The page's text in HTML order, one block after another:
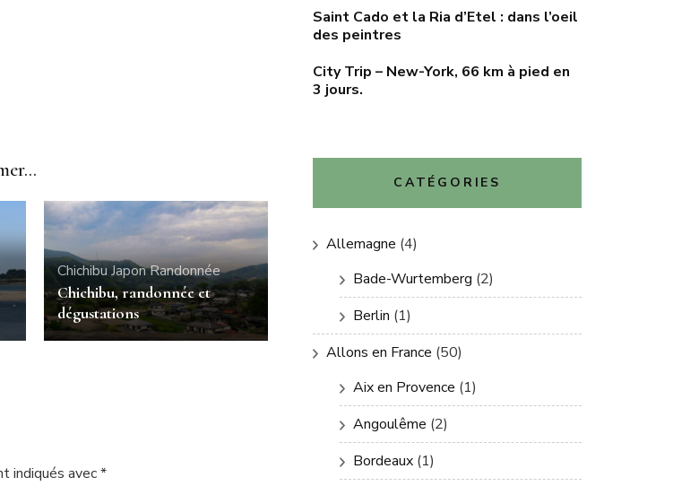
ChichibuJaponRandonnée
Chichibu, randonnée et
dégustations
indiqués avec*
Saint Cado et la Ria d’Etel : dans l’oeil
des peintres
City Trip – New-York, 66 km à pied en
3 jours.
CATÉGORIES
Allemagne (4)
Bade-Wurtemberg (2)
Berlin (1)
Allons en France (50)
Aix en Provence (1)
Angoulême (2)
Bordeaux (1)